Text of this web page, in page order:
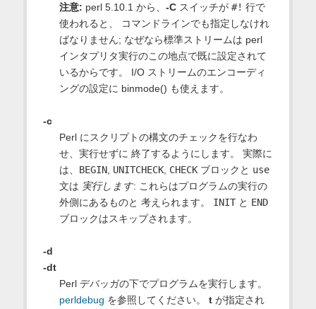
注意: perl 5.10.1 から、 -Cスイッチが #! 行で
使われると、 コマンドラインでも指定しなけれ
ばなりません; なぜなら標準ストリームは perl
インタプリタ実行のこの地点で既に設定されて
いるからです。 I/O ストリームのエンコーディ
ングの設定に binmode() も使えます。
-c
Perl にスクリプトの構文のチェックを行なわ
せ、実行せずに 終了するようにします。 実際に
は、 BEGIN, UNITCHECK, CHECKブロックと use
文は 実行します: これらはプログラムの実行の
外側にあるものと 考えられます。 INITと END
ブロックはスキップされます。
-d
-dt
Perl デバッガの下でプログラムを実行します。
perldebug を参照してください。 tが指定され